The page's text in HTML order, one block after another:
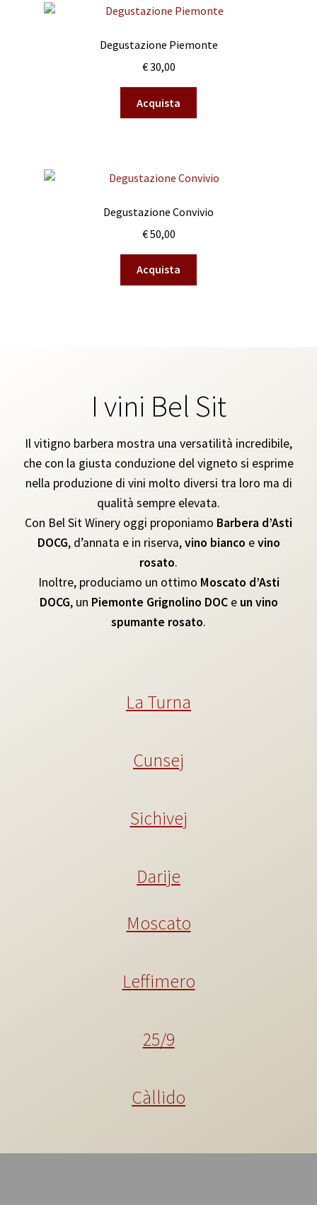
Degustazione Piemonte
€30,00
Acquista
Degustazione Convivio
€50,00
Acquista
I vini Bel Sit
Il vitigno barbera mostra una versatilità incredibile,
che con la giusta conduzione del vigneto si esprime
nella produzione di vini molto diversi tra loro ma di
qualità sempre elevata.
Con Bel Sit Winery oggi proponiamo Barbera d’Asti
DOCG, d’annata e in riserva,vino bianco evino
rosato.
Inoltre, produciamo un ottimo Moscato d’Asti
DOCG, un Piemonte Grignolino DOC e un vino
spumante rosato.
La Turna
Cunsej
Sichivej
Darije
Moscato
Leffimero
25/9
Càllido